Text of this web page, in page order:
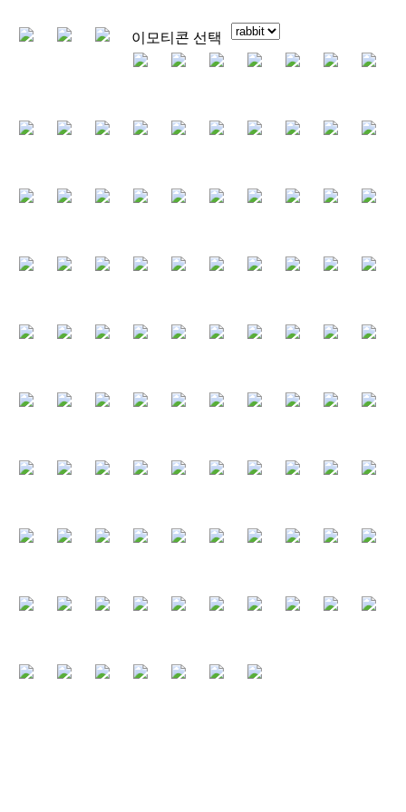
이모티콘 선택